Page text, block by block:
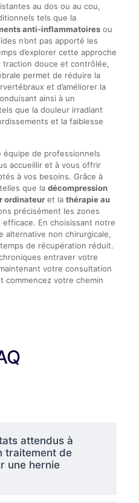
au dos ou au cou,
tels que la
anti-inflammatoiresou
n’ont pas apporté les
d’explorer cette approche
traction douce et contrôlée,
permet de réduire la
et d’améliorer la
ainsi à un
que la douleur irradiant
et la faiblesse
équipe de professionnels
accueillir et à vous offrir
à vos besoins. Grâce à
que la décompression
ordinateuret la thérapie au
précisément les zones
En choisissant notre
alternative non chirurgicale,
de récupération réduit.
entraver votre
votre consultation
commencez votre chemin
attendus à
traitement de
une hernie